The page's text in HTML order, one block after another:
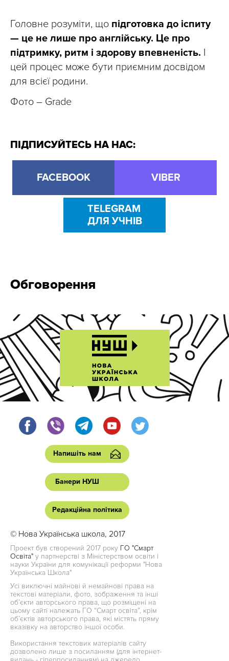
Головне розуміти, що підготовка до іспиту
— це не лише про англійську. Це про
підтримку, ритм і здорову впевненість. І
цей процес може бути приємним досвідом
для всієї родини.
Фото – Grade
ПІДПИСУЙТЕСЬ НА НАС:
FACEBOOK VIBER
TELEGRAM
ДЛЯ УЧНІВ
Обговорення
Напишіть нам
Банери НУШ
Редакційна політика
© Нова Українська школа, 2017
Проект був створений 2017 року ГО "Смарт
Освіта" у партнерстві з Міністерством освіти і
науки України для комунікації реформи "Нова
Українська Школа"
Усі виключні майнові й немайнові права на
текстові матеріали, фото, зображення та інші
об’єкти авторського права, що розміщені на
цьому сайті належать ГО “Смарт освіта”, крім
об’єктів авторського права, які містять пряму
вказівку на авторство іншої особи.
Використання текстових матеріалів сайту
дозволено лише з посиланням (для інтернет-